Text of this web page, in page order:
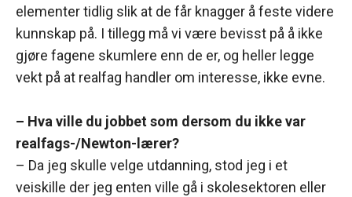
elementer tidlig slik at de får knagger å feste videre
kunnskap på. I tillegg må vi være bevisst på å ikke
gjøre fagene skumlere enn de er, og heller legge
vekt på at realfag handler om interesse, ikke evne.
– Hva ville du jobbet som dersom du ikke var
realfags-/Newton-lærer?
– Da jeg skulle velge utdanning, stod jeg i et
veiskille der jeg enten ville gå i skolesektoren eller